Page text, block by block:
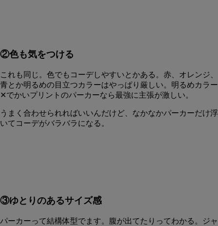
②色も気をつける
これも同じ。色でもコーデしやすいとかある。赤、オレンジ、
青とか明るめの目立つカラーはやっぱり厳しい。明るめカラー
✕でかいプリントのパーカーなら最強に主張が激しい。
うまく合わせられればいいんだけど、なかなかパーカーだけ浮
いてコーデがバラバラになる。
③ゆとりのあるサイズ感
パーカーって結構体型でます。腹が出てたりってわかる。ジャ